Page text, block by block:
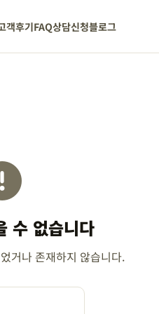
객후기FAQ상담신청블로그
수 없습니다
거나 존재하지 않습니다.